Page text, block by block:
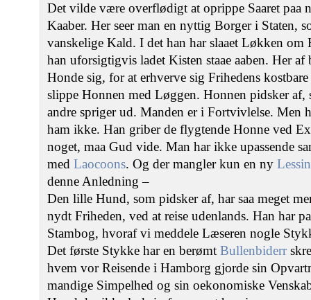
Det vilde være overflødigt at oprippe Saaret paa
Kaaber. Her seer man en nyttig Borger i Staten,
vanskelige Kald. I det han har slaaet Løkken om
han uforsigtigvis ladet Kisten staae aaben. Her af
Honde sig, for at erhverve sig Frihedens
slippe Honnen med Løggen. Honnen pidsker
andre spriger ud. Manden er i Fortvivlelse. Men
ham ikke. Han griber de flygtende Honne ved
noget, maa Gud vide. Man har ikke upassende
med Laocoons. Og der mangler kun en ny
denne Anledning –
Den lille Hund, som pidsker af, har saa meget
nydt Friheden, ved at reise udenlands. Han har
Stambog, hvoraf vi meddele Læseren nogle
Det første Stykke har en berømt Bullenbiderr
hvem vor Reisende i Hamborg gjorde sin
mandige Simpelhed og sin oekonomiske